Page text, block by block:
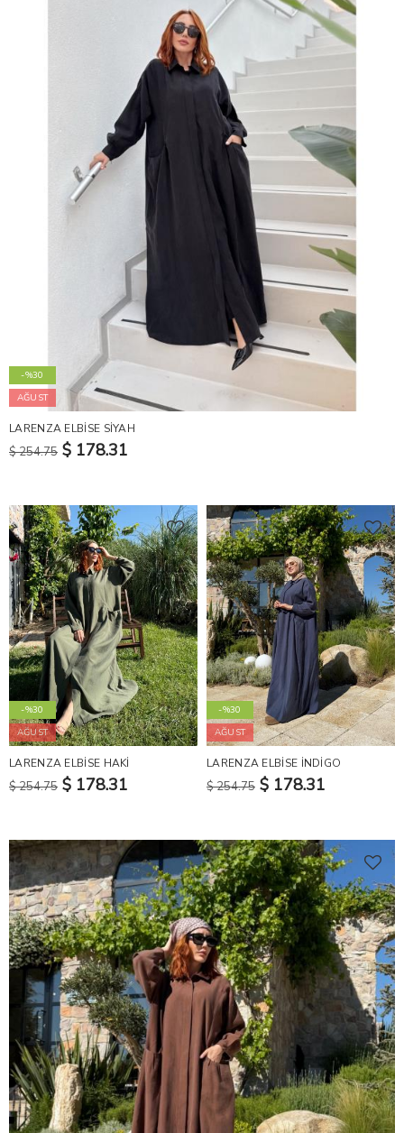
-%30
AĞUST
LARENZA ELBİSE SİYAH
$ 254.75 $ 178.31
-%30
AĞUST
LARENZA ELBİSE HAKİ
$ 254.75 $ 178.31
-%30
AĞUST
LARENZA ELBİSE İNDİGO
$ 254.75 $ 178.31